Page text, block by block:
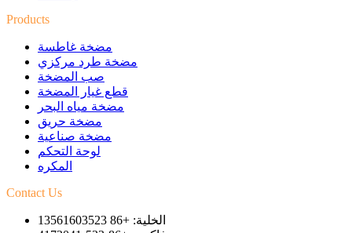
Products
مضخة غاطسة
مضخة طرد مركزي
صب المضخة
قطع غيار المضخة
مضخة مياه البحر
مضخة حريق
مضخة صناعية
لوحة التحكم
المكره
Contact Us
الخلية: +86 13561603523